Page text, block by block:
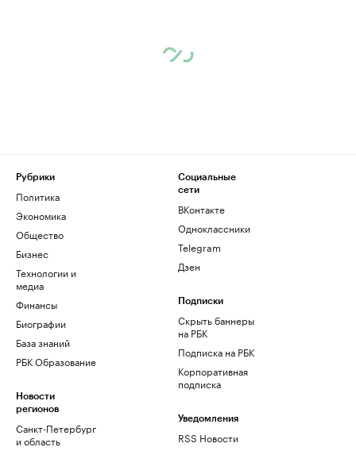
Рубрики
Политика
Экономика
Общество
Бизнес
Технологии и
медиа
Финансы
Биографии
База знаний
РБК Образование
Новости
регионов
Санкт-Петербург
и область
Социальные
сети
ВКонтакте
Одноклассники
Telegram
Дзен
Подписки
Скрыть баннеры
на РБК
Подписка на РБК
Корпоративная
подписка
Уведомления
RSS Новости